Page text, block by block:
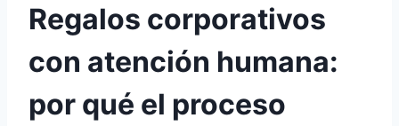
Regalos corporativos
con atención humana:
por qué el proceso